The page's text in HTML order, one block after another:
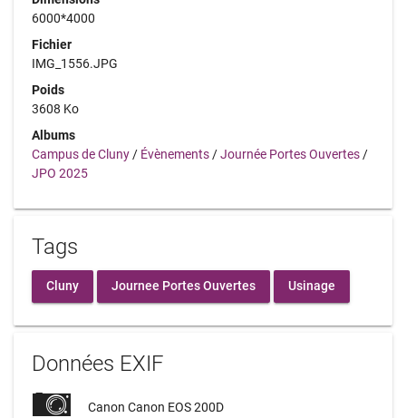
6000*4000
Fichier
IMG_1556.JPG
Poids
3608 Ko
Albums
Campus de Cluny / Évènements /Journée Portes Ouvertes /
JPO 2025
Tags
Cluny Journee Portes Ouvertes Usinage
Données EXIF
Canon Canon EOS 200D